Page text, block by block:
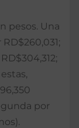
pesos. Una
por